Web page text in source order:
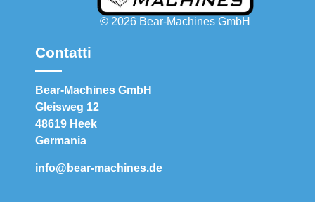
© 2026 Bear-Machines GmbH
Contatti
Bear-Machines GmbH
Gleisweg 12
48619 Heek
Germania
info@bear-machines.de